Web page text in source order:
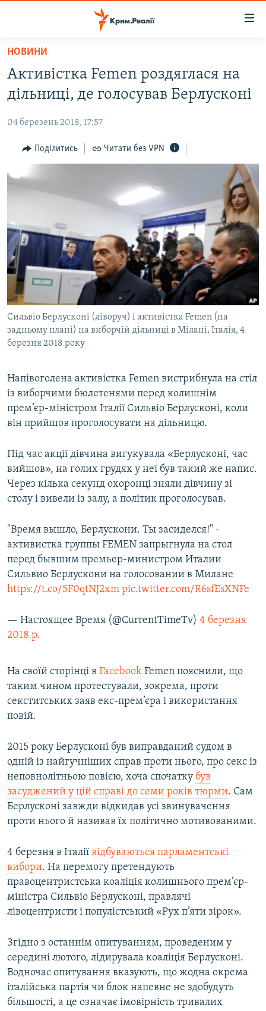
Перейти
основного
матеріалу
до
навігації
Перейти
до
ПОЛІТИКА
БЛОГИ
ІНТЕРВ'Ю
СПЕЦПРОЕКТИ
ДЕПОРТАЦІЯ
ВІДЕОУРОКИ «ELIFBE»
СВІДЧЕННЯ ОКУПАЦІЇ
УКРАЇНСЬКА ПРОБЛЕМА КРИМУ
ІНФОГРАФІКА
ЯК ОБІЙТИ БЛОКУВАННЯ
Русский
Qırımtatar
ДОЛУЧАЙСЯ!
Усі сайти RFE/RL
НОВИНИ
Активістка Femen роздяглася на
дільниці, де голосував Берлусконі
04 березень 2018, 17:57
Поділитись Читати без VPN
Сильвіо Берлусконі (ліворуч) і активістка Femen (на
задньому плані) на виборчій дільниці в Мілані, Італія, 4
березня 2018 року
Напівоголена активістка Femen вистрибнула на стіл
із виборчими бюлетенями перед колишнім
прем’єр-міністром Італії Сильвіо Берлусконі, коли
він прийшов проголосувати на дільницю.
Під час акції дівчина вигукувала «Берлусконі, час
вийшов», на голих грудях у неї був такий же напис.
Через кілька секунд охоронці зняли дівчину зі
столу і вивели із залу, а політик проголосував.
"Время вышло, Берлускони. Ты засиделся!" -
активистка группы FEMEN запрыгнула на стол
перед бывшим премьер-министром Италии
Сильвио Берлускони на голосовании в Милане
https://t.co/5F0qtNJ2xm pic.twitter.com/R6sfEsXNFe
— Настоящее Время (@CurrentTimeTv) 4 березня
2018 р.
На своїй сторінці в Facebook Femen пояснили, що
таким чином протестували, зокрема, проти
секститських заяв екс-прем’єра і використання
повій.
2015 року Берлусконі був виправданий судом в
одній із найгучніших справ проти нього, про секс із
неповнолітньою повією, хоча спочатку був
засуджений у цій справі до семи років тюрми. Сам
Берлусконі завжди відкидав усі звинувачення
проти нього й називав їх політично мотивованими.
4 березня в Італії відбуваються парламентські
вибори. На перемогу претендують
правоцентристська коаліція колишнього прем’єр-
міністра Сильвіо Берлусконі, правлячі
лівоцентристи і популістський «Рух п’яти зірок».
Згідно з останнім опитуванням, проведеним у
середині лютого, лідирувала коаліція Берлусконі.
Водночас опитування вказують, що жодна окрема
італійська партія чи блок напевне не здобудуть
більшості, а це означає імовірність тривалих